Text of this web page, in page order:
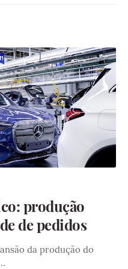
produção
de pedidos
da produção do